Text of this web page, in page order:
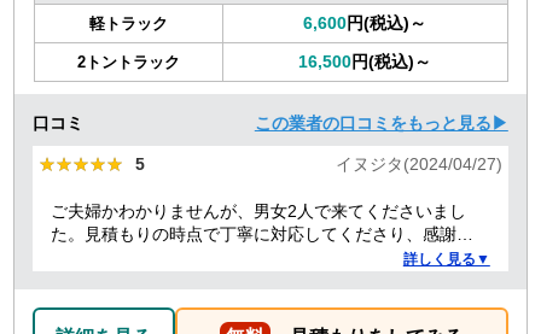
軽トラック 6,600円(税込)～
2トントラック 16,500円(税込)～
口コミ この業者の口コミをもっと見る▶
★★★★★
★★★★★ 5 イヌジタ(2024/04/27)
ご夫婦かわかりませんが、男女2人で来てくださいまし
た。見積もりの時点で丁寧に対応してくださり、感謝し
詳しく見る▼